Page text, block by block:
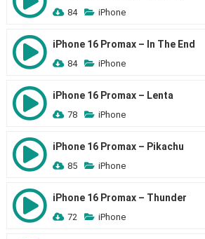
84 iPhone
iPhone 16 Promax – In The End
84 iPhone
iPhone 16 Promax – Lenta
78 iPhone
iPhone 16 Promax – Pikachu
85 iPhone
iPhone 16 Promax – Thunder
72 iPhone